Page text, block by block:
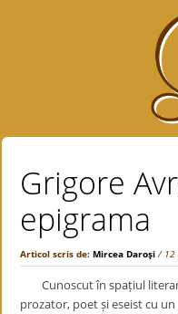
Grigore
epigrama
Articol scris de:Mircea Daroşi / 12
Cunoscut în spațiul literar
prozator, poet și eseist cu